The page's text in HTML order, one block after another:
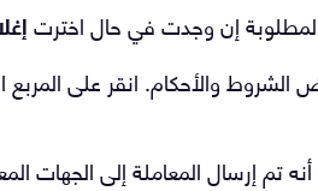
إن وجدت في حال اخترت
والأحكام. انقر على المربع
تم إرسال المعاملة إلى الجهات